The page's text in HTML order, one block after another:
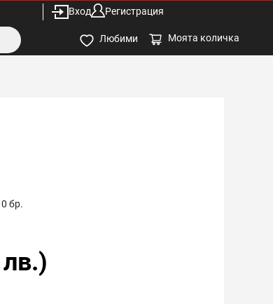
Вход Регистрация
Любими Моята количка
0 бр.
лв.)